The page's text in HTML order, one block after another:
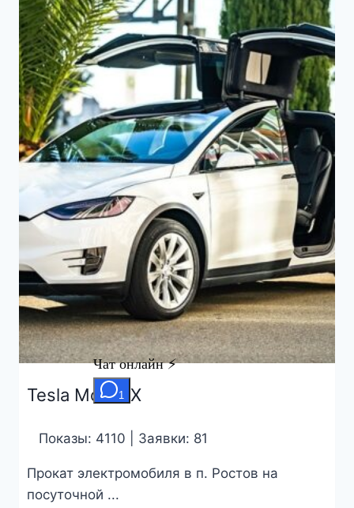
Tesla Model X
Показы: 4110 | Заявки: 81
Прокат электромобиля в п. Ростов на
посуточной ...